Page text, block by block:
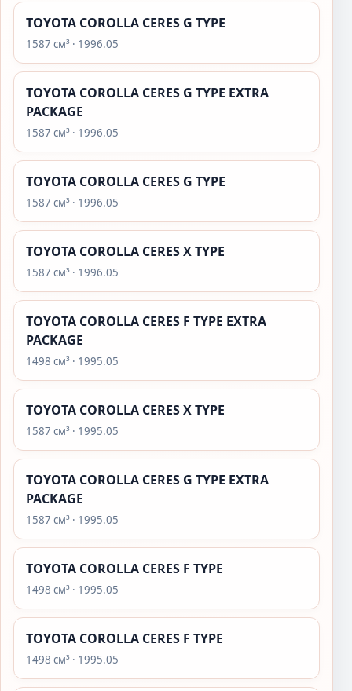
TOYOTA COROLLA CERES G TYPE
1587 см³ · 1996.05
TOYOTA COROLLA CERES G TYPE EXTRA
PACKAGE
1587 см³ · 1996.05
TOYOTA COROLLA CERES G TYPE
1587 см³ · 1996.05
TOYOTA COROLLA CERES X TYPE
1587 см³ · 1996.05
TOYOTA COROLLA CERES F TYPE EXTRA
PACKAGE
1498 см³ · 1995.05
TOYOTA COROLLA CERES X TYPE
1587 см³ · 1995.05
TOYOTA COROLLA CERES G TYPE EXTRA
PACKAGE
1587 см³ · 1995.05
TOYOTA COROLLA CERES F TYPE
1498 см³ · 1995.05
TOYOTA COROLLA CERES F TYPE
1498 см³ · 1995.05